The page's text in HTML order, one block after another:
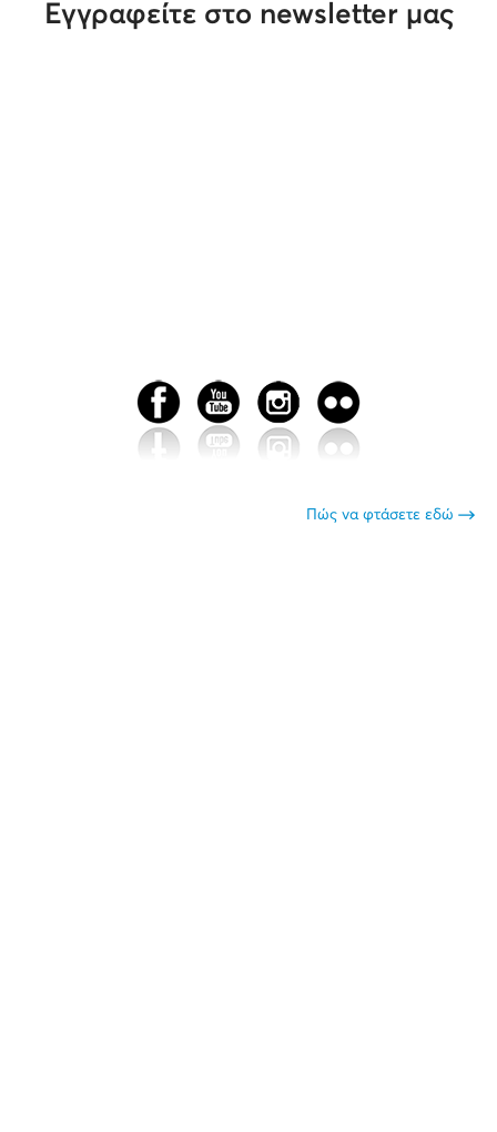
Εγγραφείτε στο newsletter μας
Πώς να φτάσετε εδώ